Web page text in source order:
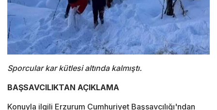
Sporcular kar kütlesi altında kalmıştı.
BAŞSAVCILIKTAN AÇIKLAMA
Konuyla ilgili Erzurum Cumhuriyet Başsavcılığı'ndan